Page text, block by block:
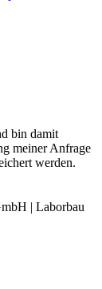
bin damit
meiner Anfrage
werden.
| Laborbau